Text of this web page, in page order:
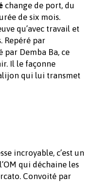
change de port, du
de six mois.
qu’avec travail et
Repéré par
Demba Ba, ce
Il le façonne
qui lui transmet
incroyable, c’est un
qui déchaine les
Convoité par